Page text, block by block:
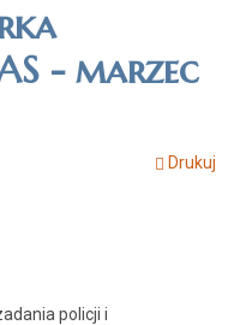
policji i
- marzec
Drukuj